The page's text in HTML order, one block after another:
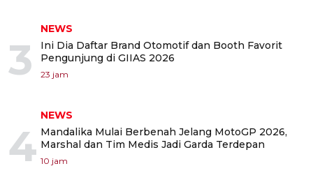
3
NEWS
Ini Dia Daftar Brand Otomotif dan Booth Favorit
Pengunjung di GIIAS 2026
23 jam
4
NEWS
Mandalika Mulai Berbenah Jelang MotoGP 2026,
Marshal dan Tim Medis Jadi Garda Terdepan
10 jam